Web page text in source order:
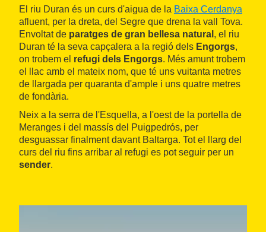
El riu Duran és un curs d'aigua de la Baixa Cerdanya
afluent, per la dreta, del Segre que drena la vall Tova.
Envoltat de paratges de gran bellesa natural , el riu
Duran té la seva capçalera a la regió dels Engorgs,
on trobem el refugi dels Engorgs. Més amunt trobem
el llac amb el mateix nom, que té uns vuitanta metres
de llargada per quaranta d'ample i uns quatre metres
de fondària.
Neix a la serra de l'Esquella, a l'oest de la portella de
Meranges i del massís del Puigpedrós, per
desguassar finalment davant Baltarga. Tot el llarg del
curs del riu fins arribar al refugi es pot seguir per un
sender.